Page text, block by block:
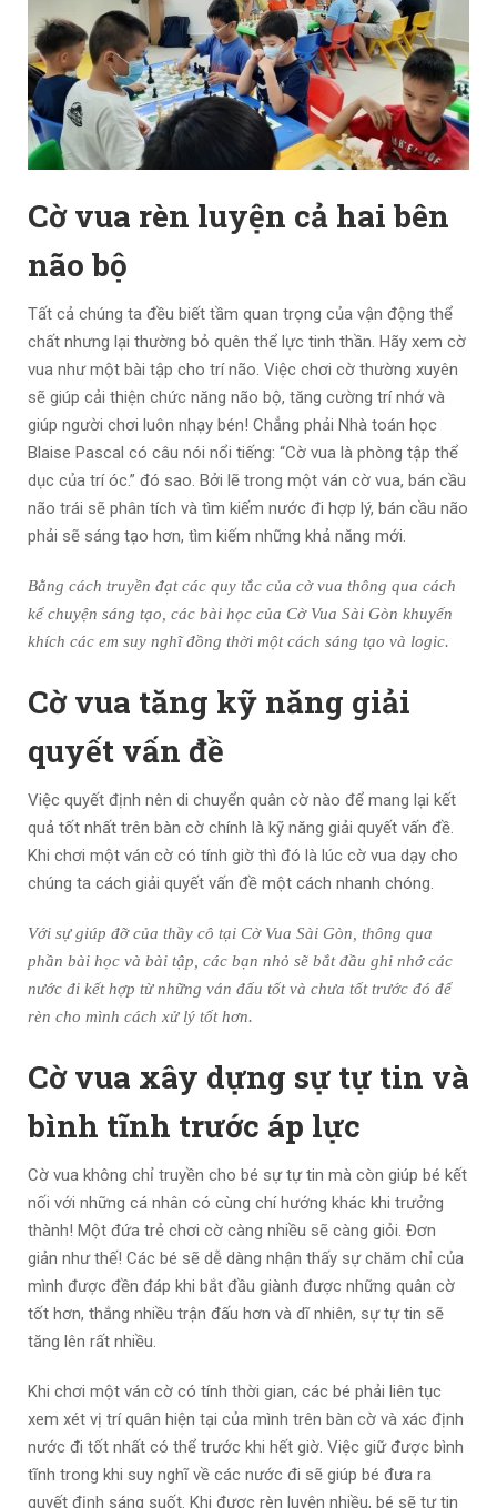
Cờ vua rèn luyện cả hai bên
não bộ
Tất cả chúng ta đều biết tầm quan trọng của vận động thể
chất nhưng lại thường bỏ quên thể lực tinh thần. Hãy xem cờ
vua như một bài tập cho trí não. Việc chơi cờ thường xuyên
sẽ giúp cải thiện chức năng não bộ, tăng cường trí nhớ và
giúp người chơi luôn nhạy bén! Chẳng phải Nhà toán học
Blaise Pascal có câu nói nổi tiếng: “Cờ vua là phòng tập thể
dục của trí óc.” đó sao. Bởi lẽ trong một ván cờ vua, bán cầu
não trái sẽ phân tích và tìm kiếm nước đi hợp lý, bán cầu não
phải sẽ sáng tạo hơn, tìm kiếm những khả năng mới.
Bằng cách truyền đạt các quy tắc của cờ vua thông qua cách
kể chuyện sáng tạo, các bài học của Cờ Vua Sài Gòn khuyến
khích các em suy nghĩ đồng thời một cách sáng tạo và logic.
Cờ vua tăng kỹ năng giải
quyết vấn đề
Việc quyết định nên di chuyển quân cờ nào để mang lại kết
quả tốt nhất trên bàn cờ chính là kỹ năng giải quyết vấn đề.
Khi chơi một ván cờ có tính giờ thì đó là lúc cờ vua dạy cho
chúng ta cách giải quyết vấn đề một cách nhanh chóng.
Với sự giúp đỡ của thầy cô tại Cờ Vua Sài Gòn, thông qua
phần bài học và bài tập, các bạn nhỏ sẽ bắt đầu ghi nhớ các
nước đi kết hợp từ những ván đấu tốt và chưa tốt trước đó để
rèn cho mình cách xử lý tốt hơn.
Cờ vua xây dựng sự tự tin và
bình tĩnh trước áp lực
Cờ vua không chỉ truyền cho bé sự tự tin mà còn giúp bé kết
nối với những cá nhân có cùng chí hướng khác khi trưởng
thành! Một đứa trẻ chơi cờ càng nhiều sẽ càng giỏi. Đơn
giản như thế! Các bé sẽ dễ dàng nhận thấy sự chăm chỉ của
mình được đền đáp khi bắt đầu giành được những quân cờ
tốt hơn, thắng nhiều trận đấu hơn và dĩ nhiên, sự tự tin sẽ
tăng lên rất nhiều.
Khi chơi một ván cờ có tính thời gian, các bé phải liên tục
xem xét vị trí quân hiện tại của mình trên bàn cờ và xác định
nước đi tốt nhất có thể trước khi hết giờ. Việc giữ được bình
tĩnh trong khi suy nghĩ về các nước đi sẽ giúp bé đưa ra
quyết định sáng suốt. Khi được rèn luyện nhiều, bé sẽ tự tin